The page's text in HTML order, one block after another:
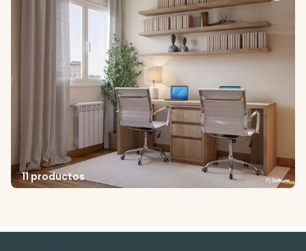
11 productos